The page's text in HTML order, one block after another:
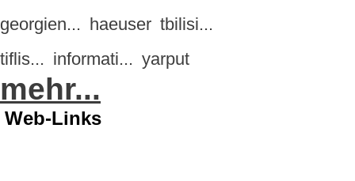
georgien... haeuser tbilisi...
tiflis... informati... yarput
mehr...
Web-Links